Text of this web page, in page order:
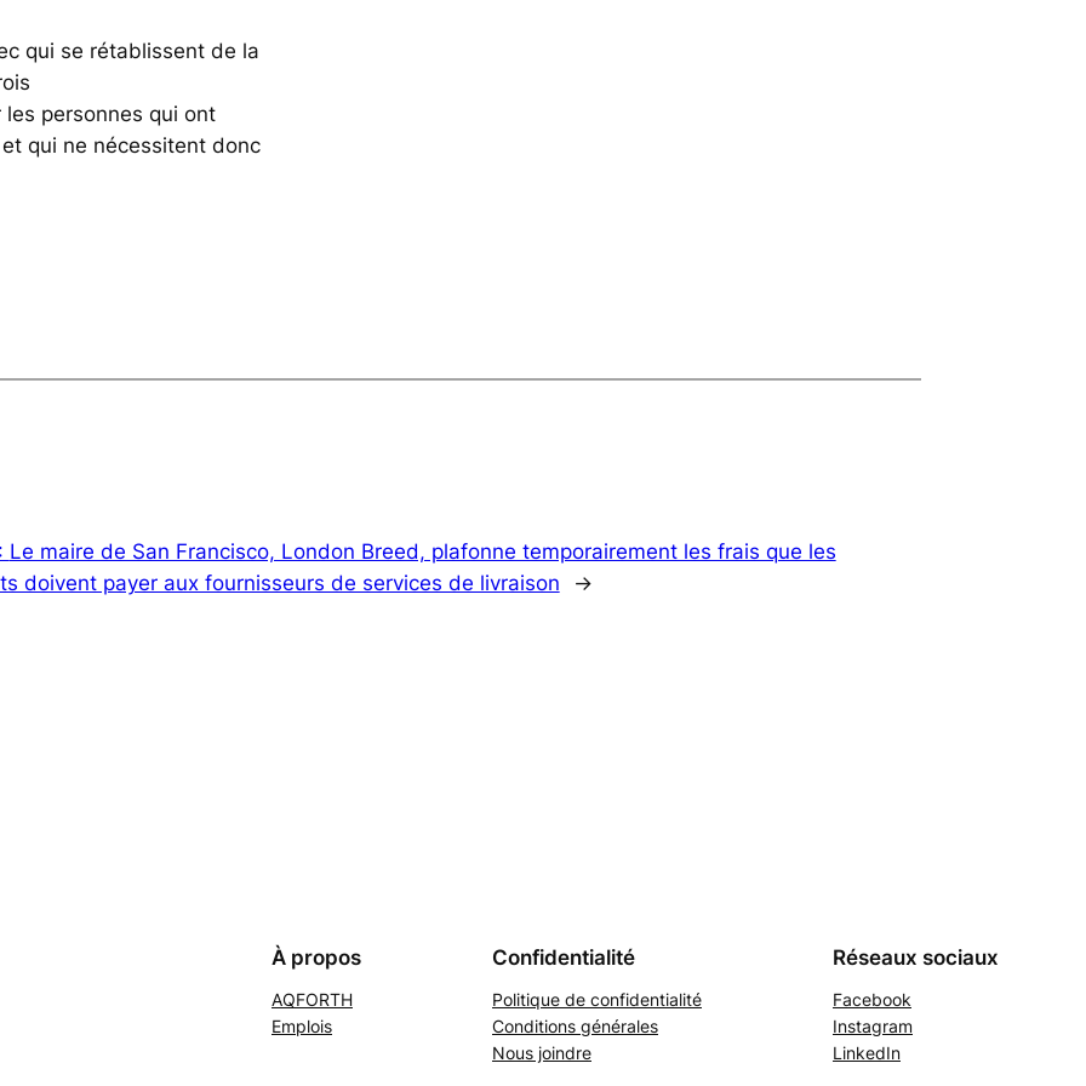
qui se rétablissent de la
les personnes qui ont
qui ne nécessitent donc
Le maire de San Francisco, London Breed, plafonne temporairement les frais que les
doivent payer aux fournisseurs de services de livraison
→
À propos
AQFORTH
Emplois
Confidentialité
Politique de confidentialité
Conditions générales
Nous joindre
Réseaux sociaux
Facebook
Instagram
LinkedIn